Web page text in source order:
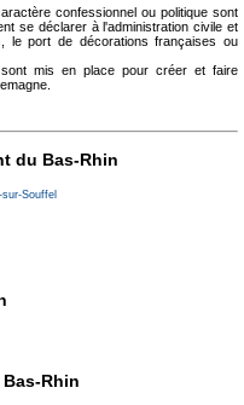
confessionnel ou politique sont
se déclarer à l'administration civile et
le port de décorations françaises ou
mis en place pour créer et faire
du Bas-Rhin
Souffel
Rhin